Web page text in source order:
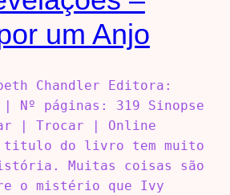
um Anjo
Chandler Editora:
| Nº páginas: 319 Sinopse
| Trocar | Online
titulo do livro tem muito
Muitas coisas são
o mistério que Ivy